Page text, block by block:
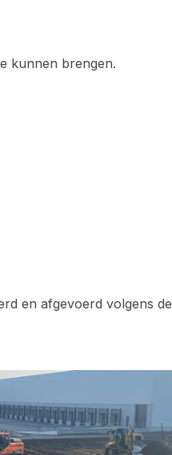
kunnen brengen.
en afgevoerd volgens de